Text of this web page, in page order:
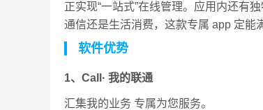
正实现“一站式”在线管理。应用内还有
通信还是生活消费，这款专属 app 定能
软件优势
1、Call· 我的联通
汇集我的业务 专属为您服务。